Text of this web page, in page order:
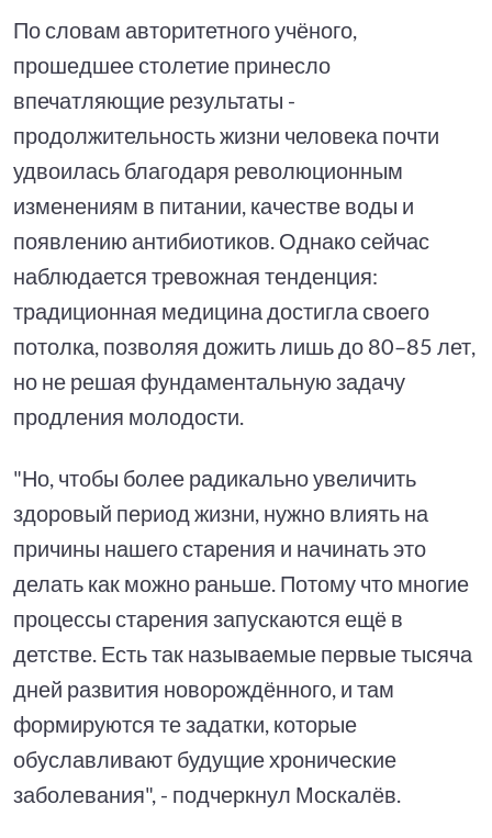
По словам авторитетного учёного,
прошедшее столетие принесло
впечатляющие результаты -
продолжительность жизни человека почти
удвоилась благодаря революционным
изменениям в питании, качестве воды и
появлению антибиотиков. Однако сейчас
наблюдается тревожная тенденция:
традиционная медицина достигла своего
потолка, позволяя дожить лишь до 80–85 лет,
но не решая фундаментальную задачу
продления молодости.
"Но, чтобы более радикально увеличить
здоровый период жизни, нужно влиять на
причины нашего старения и начинать это
делать как можно раньше. Потому что многие
процессы старения запускаются ещё в
детстве. Есть так называемые первые тысяча
дней развития новорождённого, и там
формируются те задатки, которые
обуславливают будущие хронические
заболевания", - подчеркнул Москалёв.